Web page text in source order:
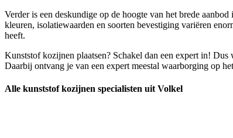
Verder is een deskundige op de hoogte van het brede
kleuren, isolatiewaarden en soorten bevestiging variëren
heeft.
Kunststof kozijnen plaatsen? Schakel dan een expert in!
Daarbij ontvang je van een expert meestal waarborging op
Alle kunststof kozijnen specialisten uit Volkel